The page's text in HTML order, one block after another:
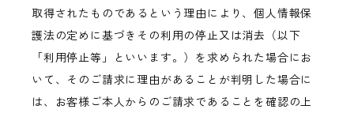
取得されたものであるという理由により、個人情報保
護法の定めに基づきその利用の停止又は消去（以下
「利用停止等」といいます。）を求められた場合にお
いて、そのご請求に理由があることが判明した場合に
は、お客様ご本人からのご請求であることを確認の上